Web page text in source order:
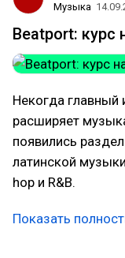
Музыка
Beatport: курс
Некогда главный
расширяет
появились
латинской
hop и R&B.
Показать